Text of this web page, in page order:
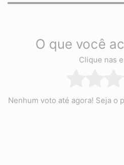
O que você
Clique nas
Nenhum voto até agora! Seja o